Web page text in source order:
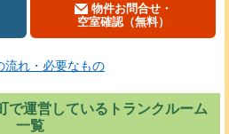
物件お問合せ・
空室確認（無料）
流れ・必要なもの
で運営しているトランクルーム
一覧